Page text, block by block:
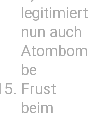
legitimiert
nun auch
Atombom
be
Frust
beim